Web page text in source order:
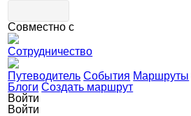
Совместно с
Сотрудничество
Путеводитель События Маршруты
Блоги Создать маршрут
Войти
Войти